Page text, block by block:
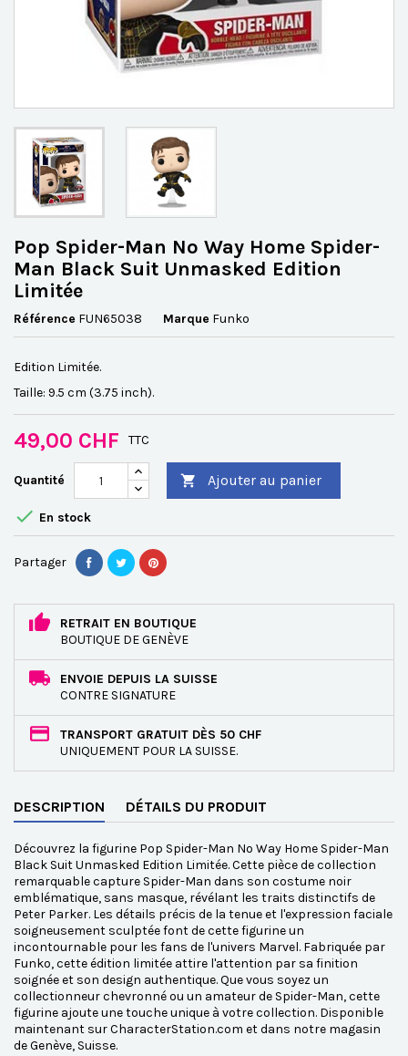
Pop Spider-Man No Way Home Spider-
Man Black Suit Unmasked Edition
Limitée
Référence FUN65038 Marque Funko
Edition Limitée.
Taille: 9.5 cm (3.75 inch).
49,00 CHF TTC
Quantité  Ajouter au panier
 En stock
Partager
RETRAIT EN BOUTIQUE
BOUTIQUE DE GENÈVE
ENVOIE DEPUIS LA SUISSE
CONTRE SIGNATURE
TRANSPORT GRATUIT DÈS 50 CHF
UNIQUEMENT POUR LA SUISSE.
DESCRIPTION DÉTAILS DU PRODUIT
Découvrez la figurine Pop Spider-Man No Way Home Spider-Man
Black Suit Unmasked Edition Limitée. Cette pièce de collection
remarquable capture Spider-Man dans son costume noir
emblématique, sans masque, révélant les traits distinctifs de
Peter Parker. Les détails précis de la tenue et l'expression faciale
soigneusement sculptée font de cette figurine un
incontournable pour les fans de l'univers Marvel. Fabriquée par
Funko, cette édition limitée attire l'attention par sa finition
soignée et son design authentique. Que vous soyez un
collectionneur chevronné ou un amateur de Spider-Man, cette
figurine ajoute une touche unique à votre collection. Disponible
maintenant sur CharacterStation.com et dans notre magasin
de Genève, Suisse.